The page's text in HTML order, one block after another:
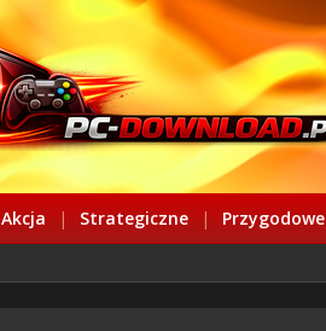
Akcja | Strategiczne | Przygodowe